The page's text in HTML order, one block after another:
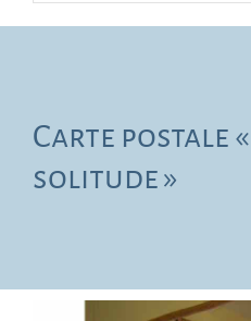
Carte postale
solitude »